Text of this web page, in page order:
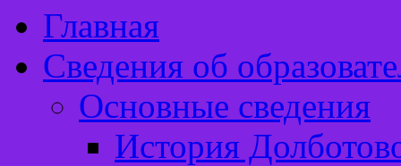
Главная
Сведения об
Основные сведения
История